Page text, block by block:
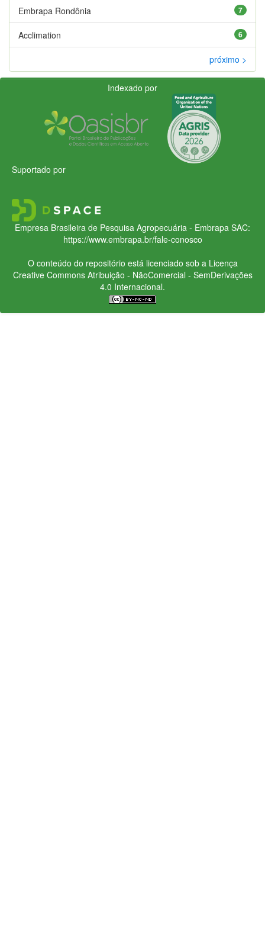
7
Embrapa Rondônia
6
Acclimation
próximo >
Indexado por
Suportado por
Empresa Brasileira de Pesquisa Agropecuária - Embrapa SAC:
https://www.embrapa.br/fale-conosco
O conteúdo do repositório está licenciado sob a Licença
Creative CommonsAtribuição - NãoComercial - SemDerivações
4.0 Internacional.